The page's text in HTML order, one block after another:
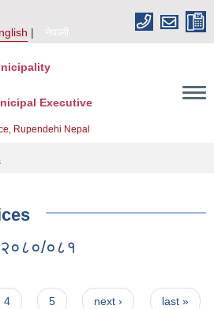
नेपाली
Executive
Rupendehi Nepal
२०८०/०८१
योजना - २०८०/०८१
4 5 next › last »